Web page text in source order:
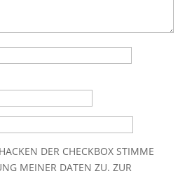
DER CHECKBOX STIMME
MEINER DATEN ZU. ZUR